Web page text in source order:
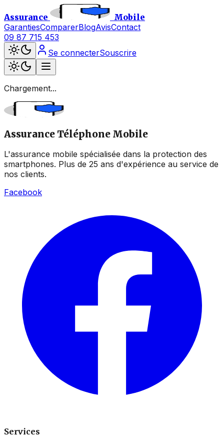
Assurance
Mobile
GarantiesComparerBlogAvisContact
09 87 715 453
Se connecterSouscrire
Chargement...
Assurance Téléphone Mobile
L'assurance mobile spécialisée dans la protection des
smartphones. Plus de 25 ans d'expérience au service de
nos clients.
Facebook
Services